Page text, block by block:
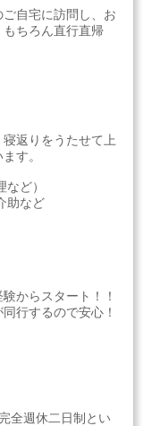
自宅に訪問し、お
ちろん直行直帰
返りをうたせて上
す。
ど）
助など
からスタート！！
行するので安心！
全週休二日制とい